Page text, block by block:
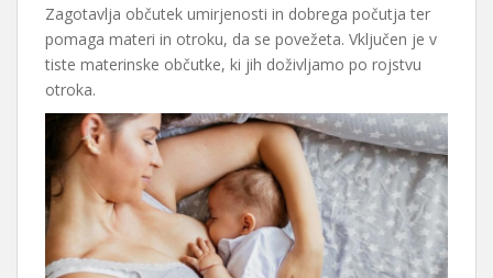
Zagotavlja občutek umirjenosti in dobrega počutja ter
pomaga materi in otroku, da se povežeta. Vključen je v
tiste materinske občutke, ki jih doživljamo po rojstvu
otroka.